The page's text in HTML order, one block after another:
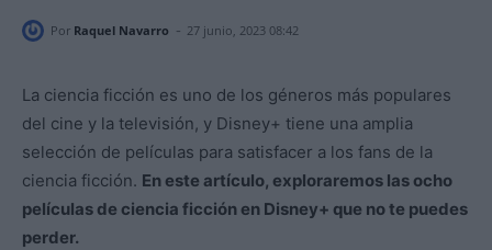
Por Raquel Navarro - 27 junio, 2023 08:42
La ciencia ficción es uno de los géneros más populares
del cine y la televisión, y Disney+ tiene una amplia
selección de películas para satisfacer a los fans de la
ciencia ficción. En este artículo, exploraremos las ocho
películas de ciencia ficción en Disney+ que no te puedes
perder.